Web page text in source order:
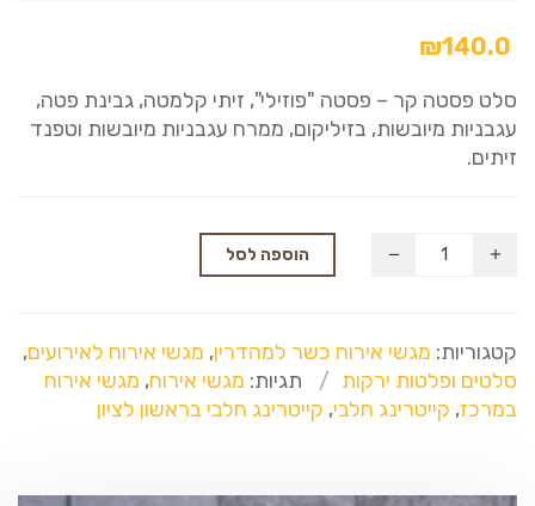
₪140.0
סלט פסטה קר – פסטה "פוזילי", זיתי קלמטה, גבינת פטה,
עגבניות מיובשות, בזיליקום, ממרח עגבניות מיובשות וטפנד
זיתים.
הוספה לסל
קטגוריות: מגשי אירוח כשר למהדרין, מגשי אירוח לאירועים,
סלטים ופלטות ירקות
תגיות: מגשי אירוח, מגשי אירוח
במרכז, קייטרינג חלבי, קייטרינג חלבי בראשון לציון